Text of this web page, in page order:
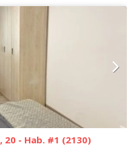
20 - Hab. #1 (2130)